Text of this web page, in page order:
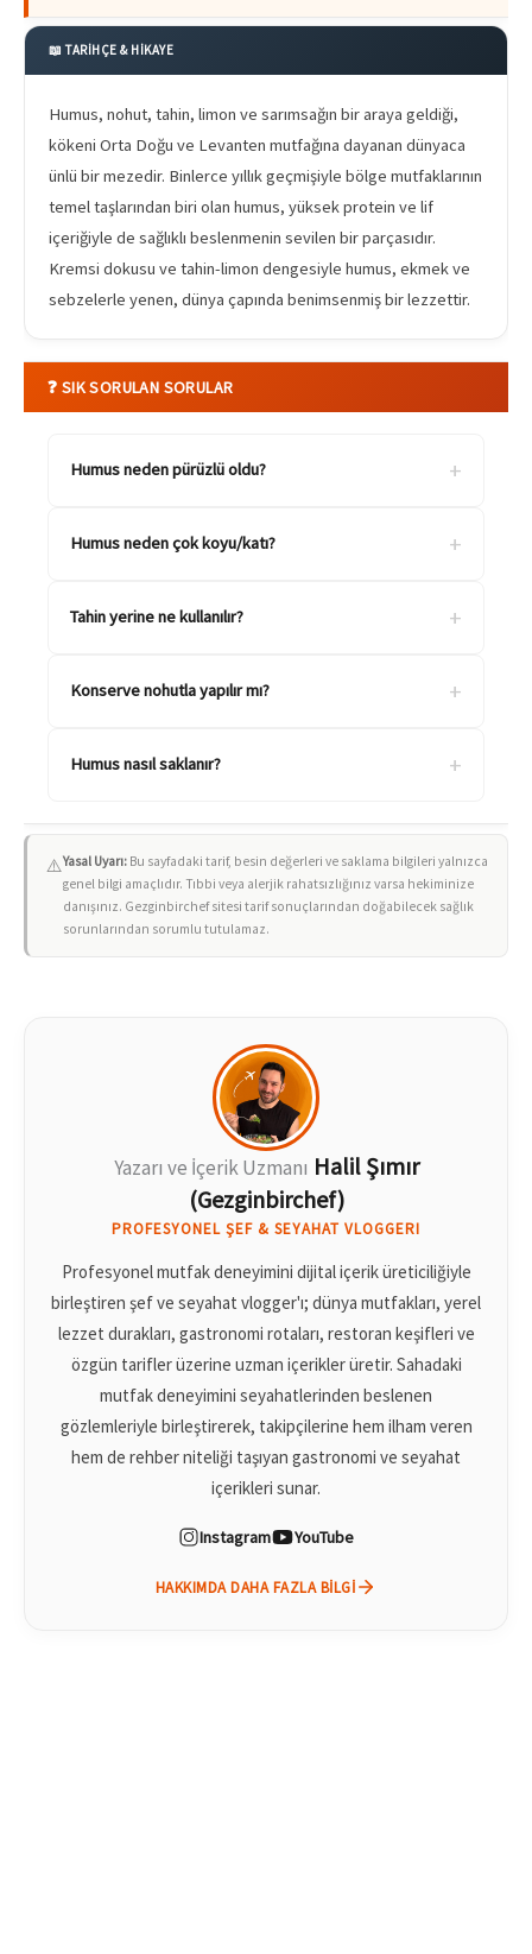
📖 TARİHÇE & HİKAYE
Humus, nohut, tahin, limon ve sarımsağın bir araya geldiği,
kökeni Orta Doğu ve Levanten mutfağına dayanan dünyaca
ünlü bir mezedir. Binlerce yıllık geçmişiyle bölge mutfaklarının
temel taşlarından biri olan humus, yüksek protein ve lif
içeriğiyle de sağlıklı beslenmenin sevilen bir parçasıdır.
Kremsi dokusu ve tahin-limon dengesiyle humus, ekmek ve
sebzelerle yenen, dünya çapında benimsenmiş bir lezzettir.
❓ SIK SORULAN SORULAR
Humus neden pürüzlü oldu? +
Humus neden çok koyu/katı? +
Tahin yerine ne kullanılır? +
Konserve nohutla yapılır mı? +
Humus nasıl saklanır? +
⚠️Yasal Uyarı: Bu sayfadaki tarif, besin değerleri ve saklama bilgileri yalnızca
genel bilgi amaçlıdır. Tıbbi veya alerjik rahatsızlığınız varsa hekiminize
danışınız. Gezginbirchef sitesi tarif sonuçlarından doğabilecek sağlık
sorunlarından sorumlu tutulamaz.
Yazarı ve İçerik Uzmanı Halil Şımır
(Gezginbirchef)
PROFESYONEL ŞEF & SEYAHAT VLOGGERI
Profesyonel mutfak deneyimini dijital içerik üreticiliğiyle
birleştiren şef ve seyahat vlogger'ı; dünya mutfakları, yerel
lezzet durakları, gastronomi rotaları, restoran keşifleri ve
özgün tarifler üzerine uzman içerikler üretir. Sahadaki
mutfak deneyimini seyahatlerinden beslenen
gözlemleriyle birleştirerek, takipçilerine hem ilham veren
hem de rehber niteliği taşıyan gastronomi ve seyahat
içerikleri sunar.
Instagram YouTube
HAKKIMDA DAHA FAZLA BILGI